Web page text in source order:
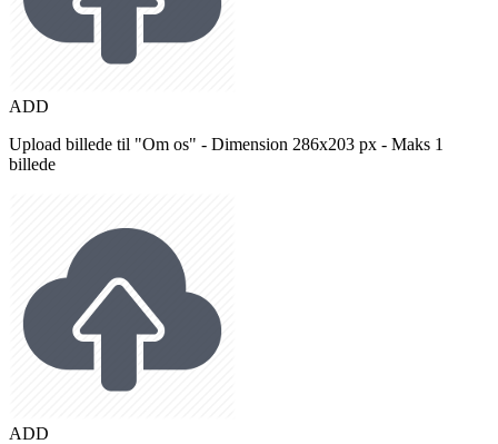
ADD
Upload billede til "Om os" - Dimension 286x203 px - Maks 1
billede
ADD